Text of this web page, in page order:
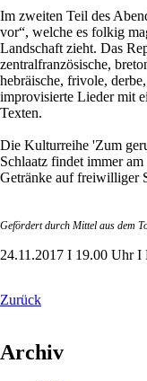
Im zweiten Teil des
vor“, welche es folkig
Landschaft zieht. Das
zentralfranzösische,
hebräische, frivole,
improvisierte Lieder mit
Texten.
Die Kulturreihe 'Zum
Schlaatz findet immer
Getränke auf freiwilliger
Gefördert durch Mittel aus dem
24.11.2017 I 19.00 Uhr I
Zurück
Archiv